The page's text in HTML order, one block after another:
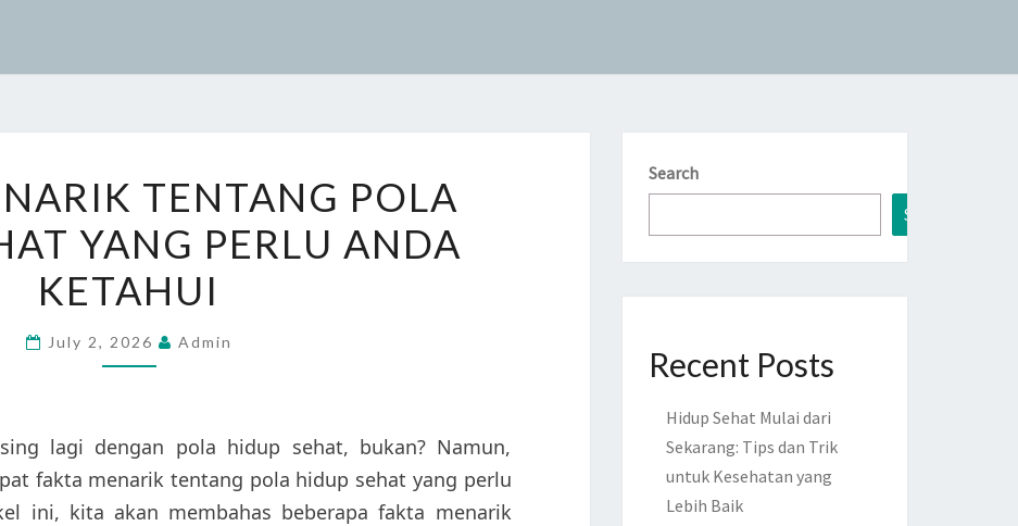
MENARIK
TENTANG
POLA
HIDUP
SEHAT
YANG
KETAHUI
TENTANG POLA
YANG PERLU ANDA
KETAHUI
July 2, 2026 Admin
lagi dengan pola hidup sehat, bukan? Namun,
fakta menarik tentang pola hidup sehat yang perlu
ini, kita akan membahas beberapa fakta menarik
Search
Search
Recent Posts
Hidup Sehat Mulai dari
Sekarang: Tips dan Trik
untuk Kesehatan yang
Lebih Baik